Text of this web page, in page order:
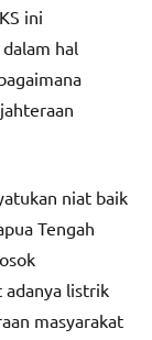
ini
hal
niat baik
Tengah
adanya listrik
masyarakat